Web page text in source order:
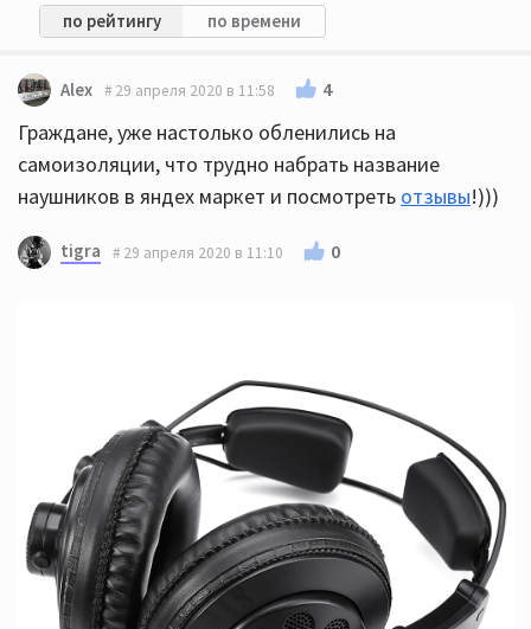
по рейтингу по времени
Alex 29 апреля 2020 в 11:58 4
Граждане, уже настолько обленились на
самоизоляции, что трудно набрать название
наушников в яндех маркет и посмотреть отзывы!)))
tigra 29 апреля 2020 в 11:10 0